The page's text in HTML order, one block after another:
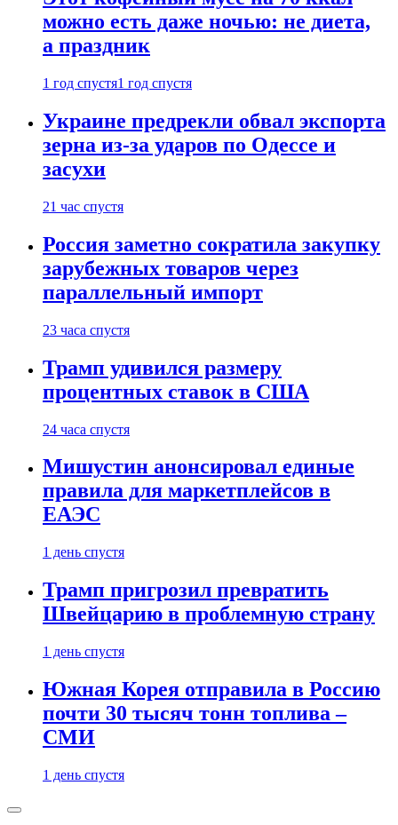
можно есть даже ночью: не диета,
а праздник
1 год спустя1 год спустя
Украине предрекли обвал экспорта
зерна из-за ударов по Одессе и
засухи
21 час спустя
Россия заметно сократила закупку
зарубежных товаров через
параллельный импорт
23 часа спустя
Трамп удивился размеру
процентных ставок в США
24 часа спустя
Мишустин анонсировал единые
правила для маркетплейсов в
ЕАЭС
1 день спустя
Трамп пригрозил превратить
Швейцарию в проблемную страну
1 день спустя
Южная Корея отправила в Россию
почти 30 тысяч тонн топлива –
СМИ
1 день спустя